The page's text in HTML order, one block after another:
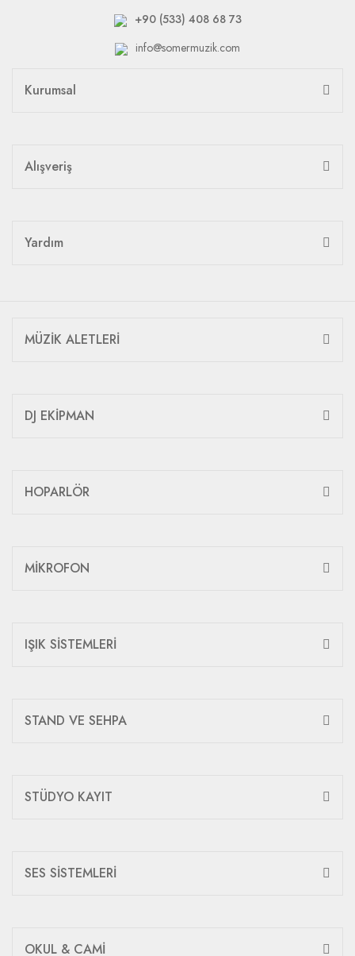
+90 (533) 408 68 73
info@somermuzik.com
Kurumsal
Alışveriş
Yardım
MÜZİK ALETLERİ
DJ EKİPMAN
HOPARLÖR
MİKROFON
IŞIK SİSTEMLERİ
STAND VE SEHPA
STÜDYO KAYIT
SES SİSTEMLERİ
OKUL & CAMİ